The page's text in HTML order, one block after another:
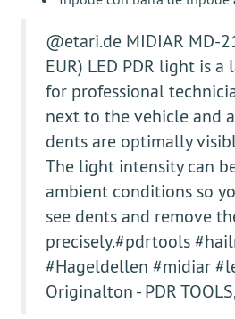
@etari.de MIDIAR MD-
EUR) LED PDR light is
for professional
next to the vehicle and
dents are optimally
The light intensity can
ambient conditions so
see dents and remove
precisely.#pdrtools
#Hageldellen #midiar
Originalton - PDR